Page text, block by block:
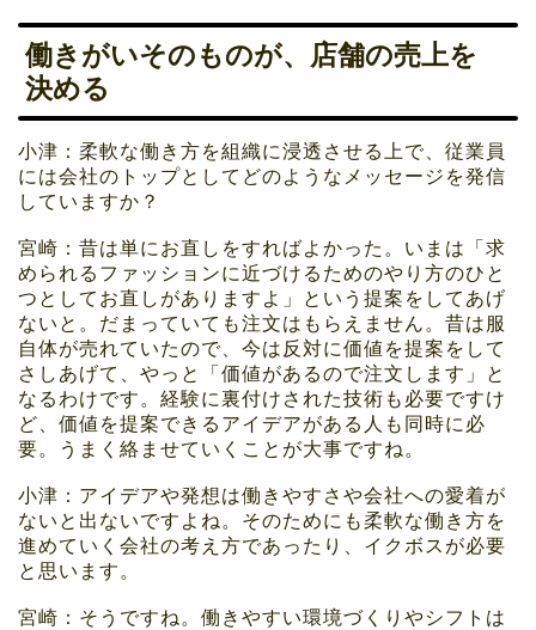
働きがいそのものが、店舗の売上を
決める
小津：柔軟な働き方を組織に浸透させる上で、従業員
には会社のトップとしてどのようなメッセージを発信
していますか？
宮崎：昔は単にお直しをすればよかった。いまは「求
められるファッションに近づけるためのやり方のひと
つとしてお直しがありますよ」という提案をしてあげ
ないと。だまっていても注文はもらえません。昔は服
自体が売れていたので、今は反対に価値を提案をして
さしあげて、やっと「価値があるので注文します」と
なるわけです。経験に裏付けされた技術も必要ですけ
ど、価値を提案できるアイデアがある人も同時に必
要。うまく絡ませていくことが大事ですね。
小津：アイデアや発想は働きやすさや会社への愛着が
ないと出ないですよね。そのためにも柔軟な働き方を
進めていく会社の考え方であったり、イクボスが必要
と思います。
宮崎：そうですね。働きやすい環境づくりやシフトは